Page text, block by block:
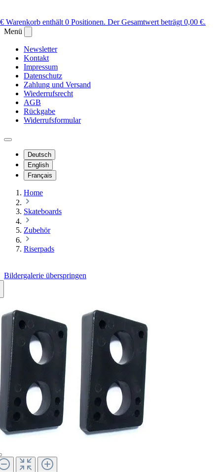
Warenkorb enthält 0 Positionen. Der Gesamtwert beträgt 0,00 €.
Menü
Newsletter
Kontakt
Impressum
Datenschutz
Zahlung und Versand
Wiederrufsrecht
AGB
Rückgabe
Widerrufsformular
Deutsch
English
Français
Home
Skateboards
Zubehör
Riserpads
Bildergalerie überspringen